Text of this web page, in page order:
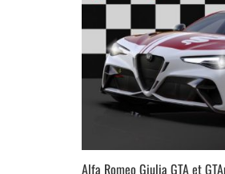
Alfa Romeo Giulia GTA et